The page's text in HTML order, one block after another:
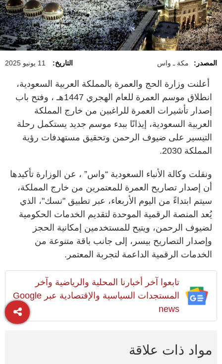
المصدر: مكة ـ واس التاريخ: 11 يونيو 2025
أعلنت وزارة الحج والعمرة بالمملكة العربية السعودية،
انطلاق موسم العمرة للعام الهجري 1447هـ ، وفتح باب
إصدار تأشيرات العمرة للراغبين من خارج المملكة
العربية السعودية، إيذانًا ببدء موسم جديد يستكمل رحلة
التيسير على ضيوف الرحمن وتحقيق مستهدفات رؤية
المملكة 2030.
ونقلت وكالة الأنباء السعودية “واس” ، عن الوزارة تأكيدها
أن إصدار تصاريح العمرة للمعتمرين من خارج المملكة،
سيتم ابتداءً من اليوم الأربعاء، عبر تطبيق "نسك"، الذي
يُعد المنصة الرقمية الموحدة لتقديم الخدمات الحكومية
لضيوف الرحمن، ويتيح للمستخدمين إمكانية الحجز
وإصدار التصاريح بيسر، إلى جانب باقة متنوعة من
الخدمات الرقمية الداعمة لتجربة المعتمر.
تابعوا آخر أخبارنا المحلية والرياضية وآخر
المستجدات السياسية والإقتصادية عبر Google
news
مواد ذات علاقة